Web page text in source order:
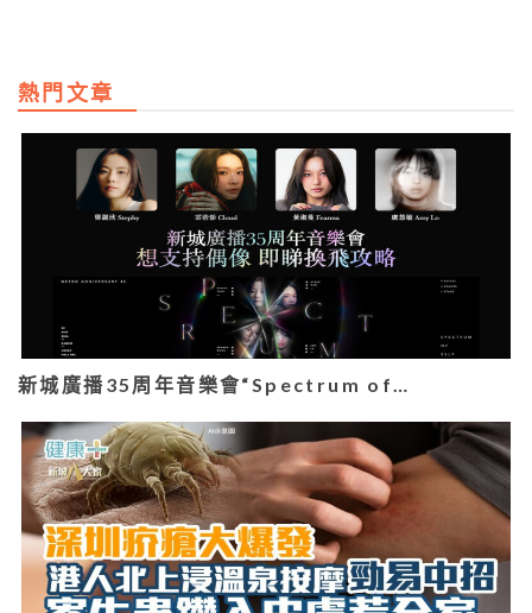
熱門文章
新城廣播35周年音樂會“Spectrum of…